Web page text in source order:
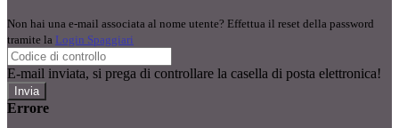
Non hai una e-mail associata al nome utente? Effettua il reset della password
tramite la Login Spaggiari
E-mail inviata, si prega di controllare la casella di posta elettronica!
Errore